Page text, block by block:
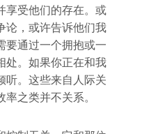
享受他们的存在。或
论，或许告诉他们我
要通过一个拥抱或一
处。如果你正在和我
听。这些来自人际关
之类并不关系。